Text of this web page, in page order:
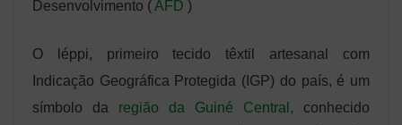
Desenvolvimento (AFD )
O léppi, primeiro tecido têxtil artesanal com
Indicação Geográfica Protegida (IGP) do país, é um
símbolo da região da Guiné Central, conhecido